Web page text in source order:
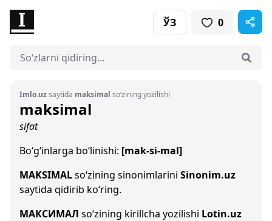
ЎЗ 0
Imlo.uzsaytida maksimal so‘zining yozilishi
maksimal
sifat
Bo‘g‘inlarga bo‘linishi: [mak-si-mal]
MAKSIMALso‘zining sinonimlarini Sinonim.uz
saytida qidirib ko‘ring.
МАКСИМАЛ so‘zining kirillcha yozilishi Lotin.uz